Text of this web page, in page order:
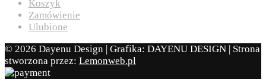
Koszyk
Zamówienie
Ulubione
© 2026 Dayenu Design | Grafika: DAYENU DESIGN | Strona
stworzona przez: Lemonweb.pl